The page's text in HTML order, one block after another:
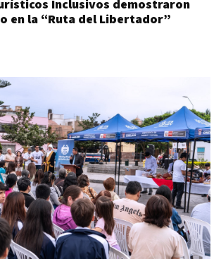
Inclusivos demostraron
en la “Ruta del Libertador”